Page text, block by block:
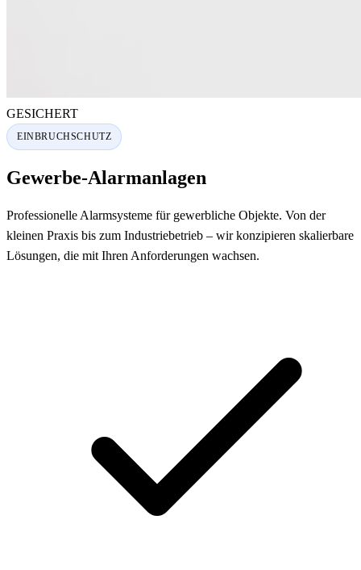
GESICHERT
EINBRUCHSCHUTZ
Gewerbe-Alarmanlagen
Professionelle Alarmsysteme für gewerbliche Objekte. Von der
kleinen Praxis bis zum Industriebetrieb – wir konzipieren skalierbare
Lösungen, die mit Ihren Anforderungen wachsen.